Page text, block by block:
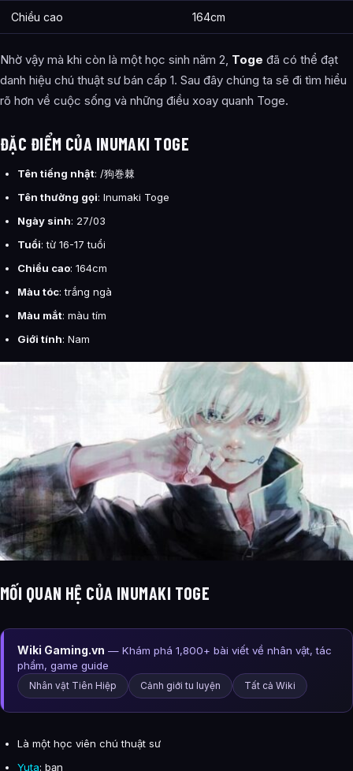
Chiều cao 164cm
Nhờ vậy mà khi còn là một học sinh năm 2, Toge đã có thể đạt
danh hiệu chú thuật sư bán cấp 1. Sau đây chúng ta sẽ đi tìm hiểu
rõ hơn về cuộc sống và những điều xoay quanh Toge.
ĐẶC ĐIỂM CỦA INUMAKI TOGE
Tên tiếng nhật: /狗巻棘
Tên thường gọi: Inumaki Toge
Ngày sinh: 27/03
Tuổi: từ 16-17 tuổi
Chiều cao: 164cm
Màu tóc: trắng ngà
Màu mắt: màu tím
Giới tính: Nam
MỐI QUAN HỆ CỦA INUMAKI TOGE
Wiki Gaming.vn — Khám phá 1,800+ bài viết về nhân vật, tác
phẩm, game guide
Nhân vật Tiên Hiệp Cảnh giới tu luyện Tất cả Wiki
Là một học viên chú thuật sư
Yuta: bạn